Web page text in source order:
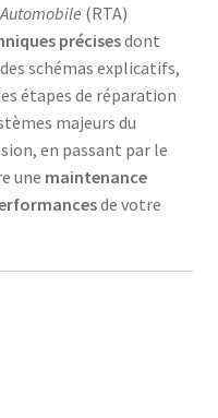
(RTA)
précisesdont
schémas explicatifs,
étapes de réparation
majeurs du
en passant par le
une maintenance
de votre